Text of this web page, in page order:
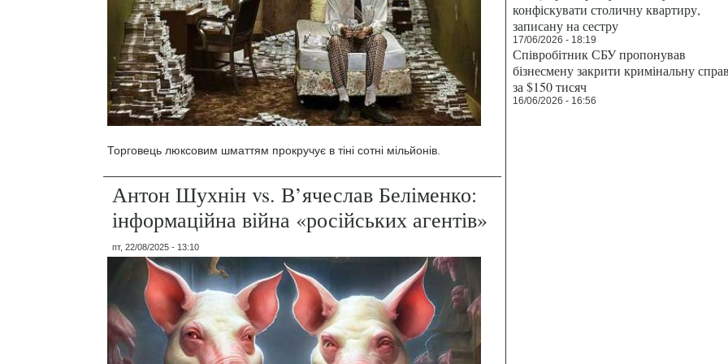
Торговець люксовим шматтям прокручує в тіні сотні мільйонів.
Антон Шухнін vs. В’ячеслав Беліменко:
інформаційна війна «російських агентів»
пт, 22/08/2025 - 13:10
конфіскувати столичну квартиру,
записану на сестру
17/06/2026 - 18:19
Співробітник СБУ пропонував
бізнесмену закрити кримінальну
за $150 тисяч
16/06/2026 - 16:56